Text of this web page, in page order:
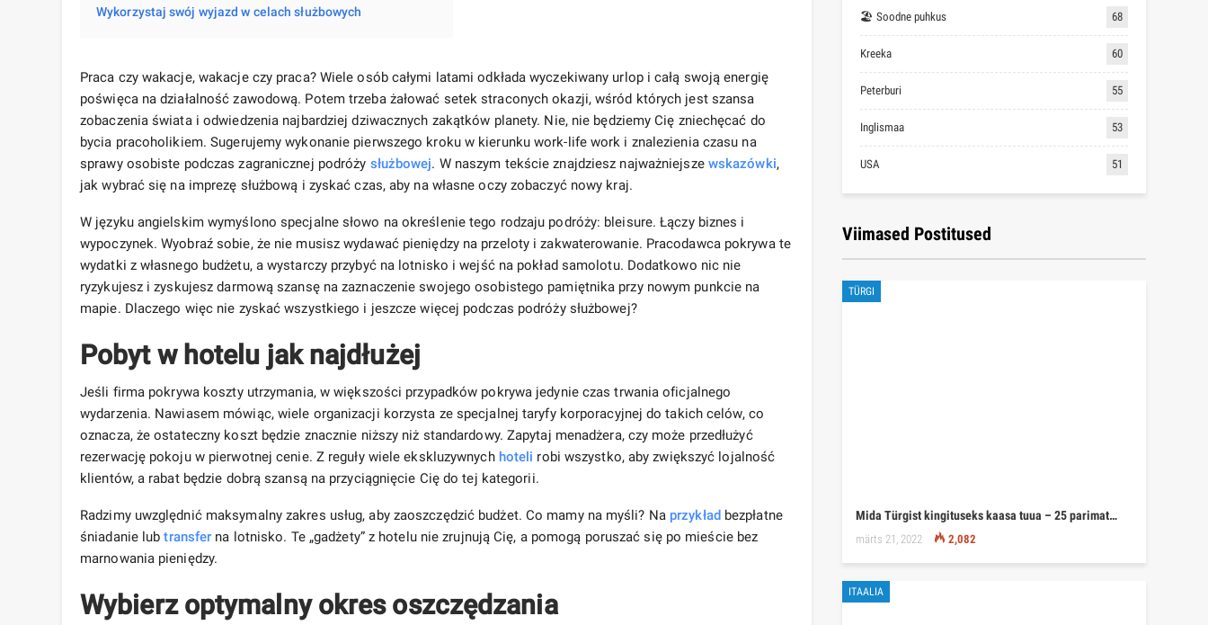
Wykorzystaj swój wyjazd w celach służbowych
Praca czy wakacje, wakacje czy praca? Wiele osób całymi latami odkłada wyczekiwany urlop i całą swoją energię
poświęca na działalność zawodową. Potem trzeba żałować setek straconych okazji, wśród których jest szansa
zobaczenia świata i odwiedzenia najbardziej dziwacznych zakątków planety. Nie, nie będziemy Cię zniechęcać do
bycia pracoholikiem. Sugerujemy wykonanie pierwszego kroku w kierunku work-life work i znalezienia czasu na
sprawy osobiste podczas zagranicznej podróży służbowej. W naszym tekście znajdziesz najważniejsze wskazówki,
jak wybrać się na imprezę służbową i zyskać czas, aby na własne oczy zobaczyć nowy kraj.
W języku angielskim wymyślono specjalne słowo na określenie tego rodzaju podróży: bleisure. Łączy biznes i
wypoczynek. Wyobraź sobie, że nie musisz wydawać pieniędzy na przeloty i zakwaterowanie. Pracodawca pokrywa te
wydatki z własnego budżetu, a wystarczy przybyć na lotnisko i wejść na pokład samolotu. Dodatkowo nic nie
ryzykujesz i zyskujesz darmową szansę na zaznaczenie swojego osobistego pamiętnika przy nowym punkcie na
mapie. Dlaczego więc nie zyskać wszystkiego i jeszcze więcej podczas podróży służbowej?
Pobyt w hotelu jak najdłużej
Jeśli firma pokrywa koszty utrzymania, w większości przypadków pokrywa jedynie czas trwania oficjalnego
wydarzenia. Nawiasem mówiąc, wiele organizacji korzysta ze specjalnej taryfy korporacyjnej do takich celów, co
oznacza, że ​​​​ostateczny koszt będzie znacznie niższy niż standardowy. Zapytaj menadżera, czy może przedłużyć
rezerwację pokoju w pierwotnej cenie. Z reguły wiele ekskluzywnych hoteli robi wszystko, aby zwiększyć lojalność
klientów, a rabat będzie dobrą szansą na przyciągnięcie Cię do tej kategorii.
Radzimy uwzględnić maksymalny zakres usług, aby zaoszczędzić budżet. Co mamy na myśli? Na przykładbezpłatne
śniadanie lubtransfer na lotnisko. Te „gadżety” z hotelu nie zrujnują Cię, a pomogą poruszać się po mieście bez
marnowania pieniędzy.
Wybierz optymalny okres oszczędzania
🏖 Soodne puhkus 68
Kreeka 60
Peterburi 55
Inglismaa 53
USA 51
Viimased Postitused
TÜRGI
Mida Türgist kingituseks kaasa tuua – 25 parimat…
märts 21, 2022 2,082
ITAALIA